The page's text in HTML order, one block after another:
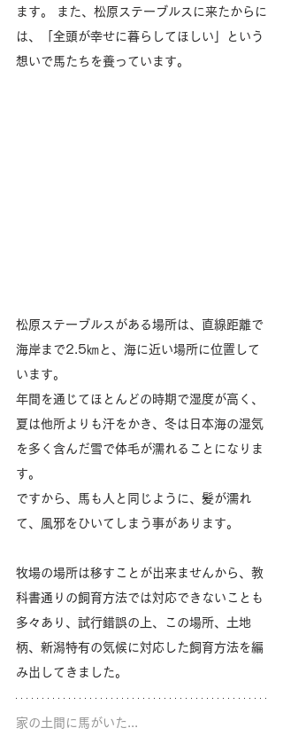
ます。 また、松原ステーブルスに来たからに
は、「全頭が幸せに暮らしてほしい」という
想いで馬たちを養っています。
松原ステーブルスがある場所は、直線距離で
海岸まで2.5㎞と、海に近い場所に位置して
います。
年間を通じてほとんどの時期で湿度が高く、
夏は他所よりも汗をかき、冬は日本海の湿気
を多く含んだ雪で体毛が濡れることになりま
す。
ですから、馬も人と同じように、髪が濡れ
て、風邪をひいてしまう事があります。
牧場の場所は移すことが出来ませんから、教
科書通りの飼育方法では対応できないことも
多々あり、試行錯誤の上、この場所、土地
柄、新潟特有の気候に対応した飼育方法を編
み出してきました。
家の土間に馬がいた...